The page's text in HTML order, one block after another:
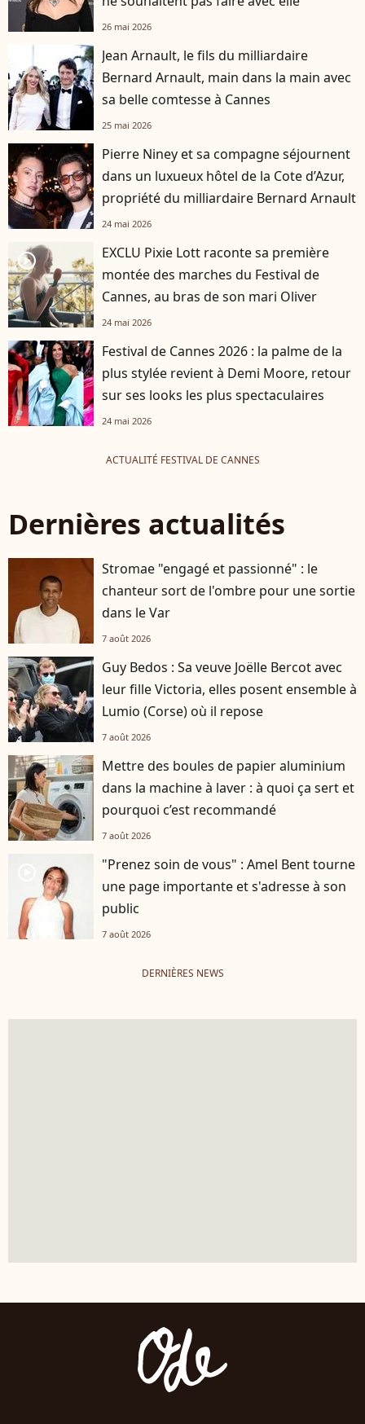
26 mai 2026
Jean Arnault, le fils du milliardaire
Bernard Arnault, main dans la main avec
sa belle comtesse à Cannes
25 mai 2026
Pierre Niney et sa compagne séjournent
dans un luxueux hôtel de la Cote d’Azur,
propriété du milliardaire Bernard Arnault
24 mai 2026
player2
EXCLU Pixie Lott raconte sa première
montée des marches du Festival de
Cannes, au bras de son mari Oliver
24 mai 2026
Festival de Cannes 2026 : la palme de la
plus stylée revient à Demi Moore, retour
sur ses looks les plus spectaculaires
24 mai 2026
ACTUALITÉ FESTIVAL DE CANNES
Dernières actualités
Stromae "engagé et passionné" : le
chanteur sort de l'ombre pour une sortie
dans le Var
7 août 2026
Guy Bedos : Sa veuve Joëlle Bercot avec
leur fille Victoria, elles posent ensemble à
Lumio (Corse) où il repose
7 août 2026
Mettre des boules de papier aluminium
dans la machine à laver : à quoi ça sert et
pourquoi c’est recommandé
7 août 2026
"Prenez soin de vous" : Amel Bent tourne
une page importante et s'adresse à son
public
7 août 2026
DERNIÈRES NEWS